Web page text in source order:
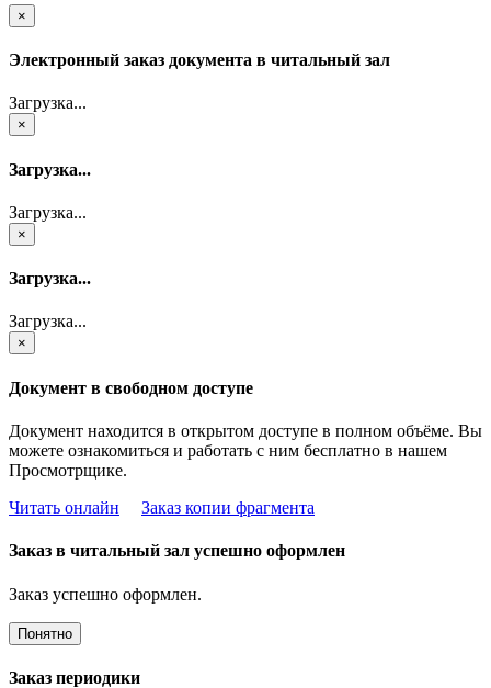
×
Электронный заказ документа в читальный зал
Загрузка...
×
Загрузка...
Загрузка...
×
Загрузка...
Загрузка...
×
Документ в свободном доступе
Документ находится в открытом доступе в полном объёме. Вы
можете ознакомиться и работать с ним бесплатно в нашем
Просмотрщике.
Читать онлайн
Заказ копии фрагмента
Заказ в читальный зал успешно оформлен
Заказ успешно оформлен.
Понятно
Заказ периодики